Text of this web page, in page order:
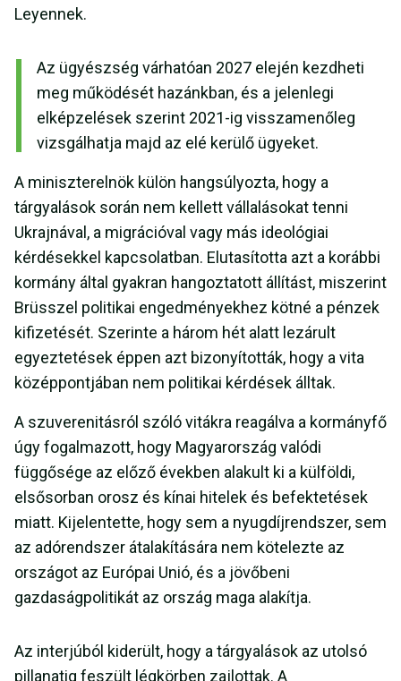
Leyennek.
Az ügyészség várhatóan 2027 elején kezdheti
meg működését hazánkban, és a jelenlegi
elképzelések szerint 2021-ig visszamenőleg
vizsgálhatja majd az elé kerülő ügyeket.
A miniszterelnök külön hangsúlyozta, hogy a
tárgyalások során nem kellett vállalásokat tenni
Ukrajnával, a migrációval vagy más ideológiai
kérdésekkel kapcsolatban. Elutasította azt a korábbi
kormány által gyakran hangoztatott állítást, miszerint
Brüsszel politikai engedményekhez kötné a pénzek
kifizetését. Szerinte a három hét alatt lezárult
egyeztetések éppen azt bizonyították, hogy a vita
középpontjában nem politikai kérdések álltak.
A szuverenitásról szóló vitákra reagálva a kormányfő
úgy fogalmazott, hogy Magyarország valódi
függősége az előző években alakult ki a külföldi,
elsősorban orosz és kínai hitelek és befektetések
miatt. Kijelentette, hogy sem a nyugdíjrendszer, sem
az adórendszer átalakítására nem kötelezte az
országot az Európai Unió, és a jövőbeni
gazdaságpolitikát az ország maga alakítja.
Az interjúból kiderült, hogy a tárgyalások az utolsó
pillanatig feszült légkörben zajlottak. A